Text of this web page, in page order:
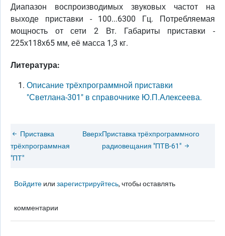
Диапазон воспроизводимых звуковых частот на
выходе приставки - 100...6300 Гц. Потребляемая
мощность от сети 2 Вт. Габариты приставки -
225х118х65 мм, её масса 1,3 кг.
Литература:
Описание трёхпрограммной приставки
"Светлана-301" в справочнике Ю.П.Алексеева.
Приставка
трёхпрограммная
"ПТ"
ВверхПриставка трёхпрограммного
радиовещания "ПТВ-61"
Войдите илизарегистрируйтесь, чтобы оставлять
комментарии